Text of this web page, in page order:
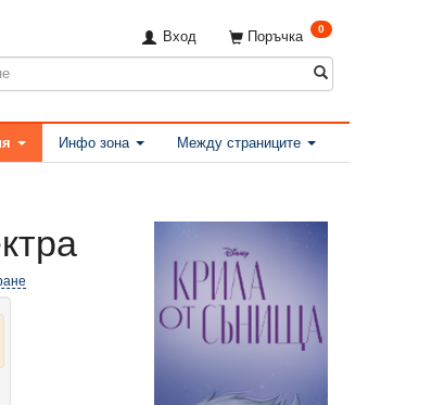
Поръчка 0
Вход
Инфо зона Между страниците